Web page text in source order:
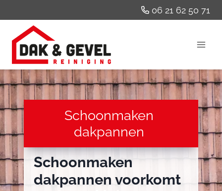
naar
inhoud
06 21 62 50 71
Schoonmaken
dakpannen
Schoonmaken
dakpannen voorkomt